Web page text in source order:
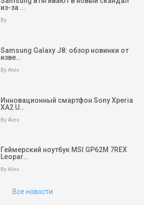
из-за …
By
Samsung Galaxy J8: обзор новинки от
изве…
By Alex
Инновационный смартфон Sony Xperia
XA2 U…
By Alex
Геймерский ноутбук MSI GP62M 7REX
Leopar…
By Alex
Все новости